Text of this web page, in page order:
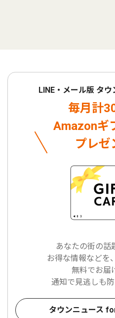
LINE・メール版 タ
毎月計
Amazonギ
プレゼ
あなたの街の話
お得な情報などを
無料でお届
通知で見逃しも
タウンニュース